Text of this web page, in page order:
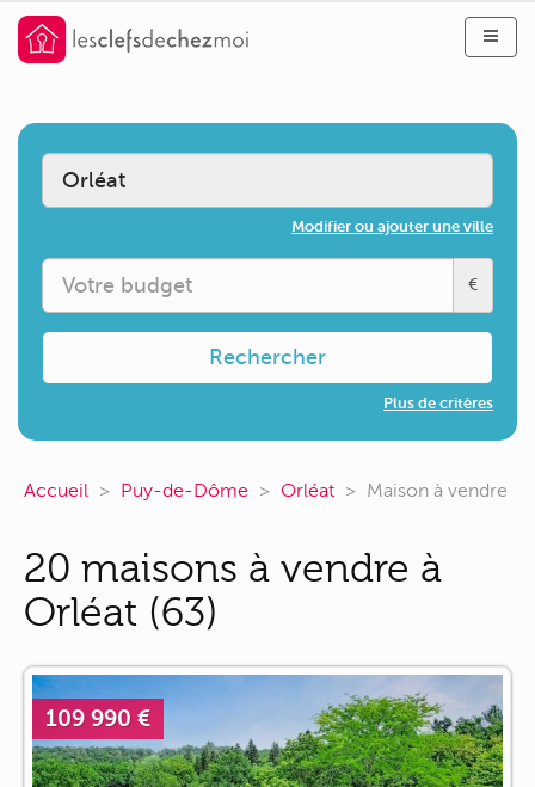
Modifier ou ajouter une ville
€
Rechercher
Plus de critères
Accueil Puy-de-Dôme Orléat Maison à vendre
20 maisons à vendre à
Orléat (63)
109 990 €